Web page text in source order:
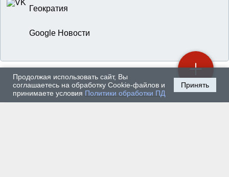
Геократия
Google Новости
Продолжая использовать сайт, Вы
соглашаетесь на обработку Cookie-файлов и
принимаете условия Политики обработки ПД
Принять